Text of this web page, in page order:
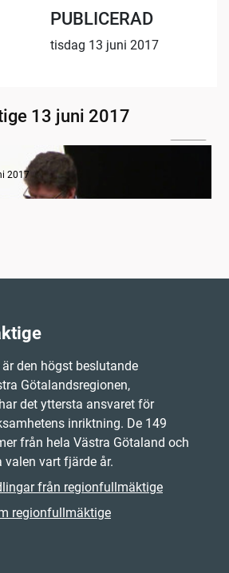
PUBLICERAD
tisdag 13 juni 2017
13 juni 2017
regionutvecklingsdebatt
2017
den högst beslutande
Götalandsregionen,
det yttersta ansvaret för
inriktning. De 149
från hela Västra Götaland och
vart fjärde år.
från regionfullmäktige
regionfullmäktige